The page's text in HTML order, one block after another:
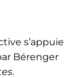
s’appuie
Bérenger
.